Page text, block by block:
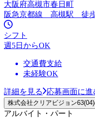
大阪府高槻市春日町
阪急京都線 高槻駅 徒
シフト
週5日からOK
交通費支給
未経験OK
詳細を見る 応募画面に進
株式会社クリアビジョン
アルバイト・パート